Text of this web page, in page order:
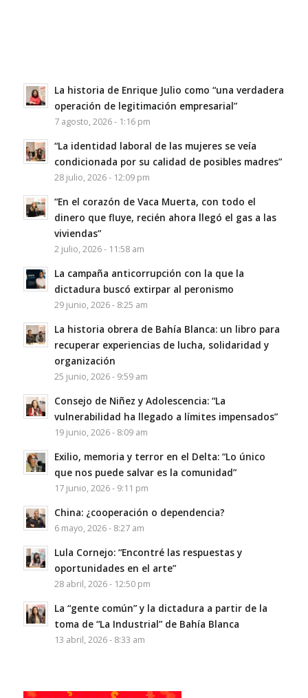
La historia de Enrique Julio como “una verdadera
operación de legitimación empresarial”
7 agosto, 2026 - 1:16 pm
“La identidad laboral de las mujeres se veía
condicionada por su calidad de posibles madres”
28 julio, 2026 - 12:09 pm
“En el corazón de Vaca Muerta, con todo el
dinero que fluye, recién ahora llegó el gas a las
viviendas”
2 julio, 2026 - 11:58 am
La campaña anticorrupción con la que la
dictadura buscó extirpar al peronismo
29 junio, 2026 - 8:25 am
La historia obrera de Bahía Blanca: un libro para
recuperar experiencias de lucha, solidaridad y
organización
25 junio, 2026 - 9:59 am
Consejo de Niñez y Adolescencia: “La
vulnerabilidad ha llegado a límites impensados”
19 junio, 2026 - 8:09 am
Exilio, memoria y terror en el Delta: “Lo único
que nos puede salvar es la comunidad”
17 junio, 2026 - 9:11 pm
China: ¿cooperación o dependencia?
6 mayo, 2026 - 8:27 am
Lula Cornejo: “Encontré las respuestas y
oportunidades en el arte”
28 abril, 2026 - 12:50 pm
La “gente común” y la dictadura a partir de la
toma de “La Industrial” de Bahía Blanca
13 abril, 2026 - 8:33 am